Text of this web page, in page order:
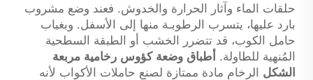
حلقات الماء وآثار الحرارة والخدوش. فعند وضع مشروب
بارد عليها، يتسرب الرطوبـة منها إلى الأسفل. وبغياب
حامل الكوب، قد تتضرر الخشب أو الطبقة السطحية
المُنهية للطاولة.
أطباق وضعة كؤوس رخامية مربعة
الشكل
الرخام مادة ممتازة لصنع حاملات الأكواب لأنه